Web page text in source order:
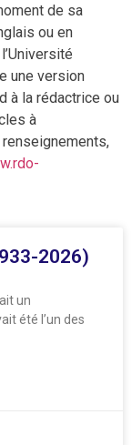
de sa
ou en
une version
à la rédactrice ou
à
2026)
un
été l’un des